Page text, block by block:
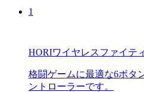
1
HORIワイヤレスファイテ
格闘ゲームに最適な6ボタ
ントローラーです。